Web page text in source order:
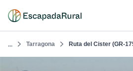
... Tarragona Ruta del Cister (GR-